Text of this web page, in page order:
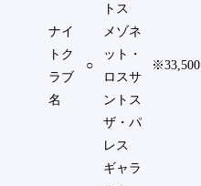
ナイ
トク
ラブ
名
○
トス
メゾネ
ット・
ロスサ
ントス
ザ・パ
レス
ギャラ
※33,500